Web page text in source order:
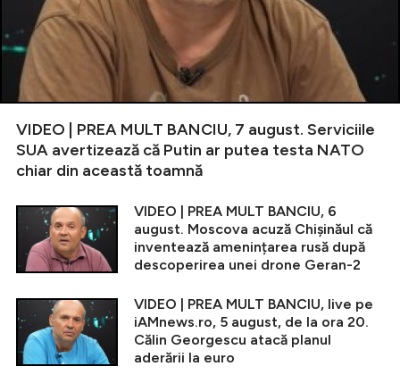
VIDEO | PREA MULT BANCIU, 7 august. Serviciile
SUA avertizează că Putin ar putea testa NATO
chiar din această toamnă
VIDEO | PREA MULT BANCIU, 6
august. Moscova acuză Chișinăul că
inventează amenințarea rusă după
descoperirea unei drone Geran-2
VIDEO | PREA MULT BANCIU, live pe
iAMnews.ro, 5 august, de la ora 20.
Călin Georgescu atacă planul
aderării la euro